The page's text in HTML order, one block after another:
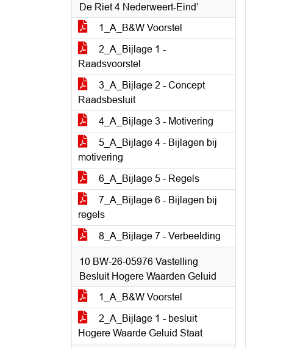
De Riet 4 Nederweert-Eind’
1_A_B&W Voorstel
2_A_Bijlage 1 -
Raadsvoorstel
3_A_Bijlage 2 - Concept
Raadsbesluit
4_A_Bijlage 3 - Motivering
5_A_Bijlage 4 - Bijlagen bij
motivering
6_A_Bijlage 5 - Regels
7_A_Bijlage 6 - Bijlagen bij
regels
8_A_Bijlage 7 - Verbeelding
10 BW-26-05976 Vastelling
Besluit Hogere Waarden Geluid
1_A_B&W Voorstel
2_A_Bijlage 1 - besluit
Hogere Waarde Geluid Staat